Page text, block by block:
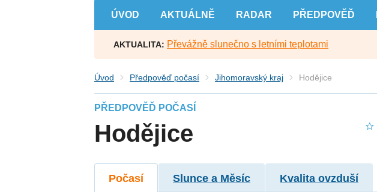
ÚVOD AKTUÁLNĚ RADAR PŘEDPOVĚĎ
AKTUALITA: Převážně slunečno s letními teplotami
Úvod Předpověď počasí Jihomoravský kraj Hodějice
PŘEDPOVĚĎ POČASÍ
Hodějice
Počasí Slunce a Měsíc Kvalita ovzduší